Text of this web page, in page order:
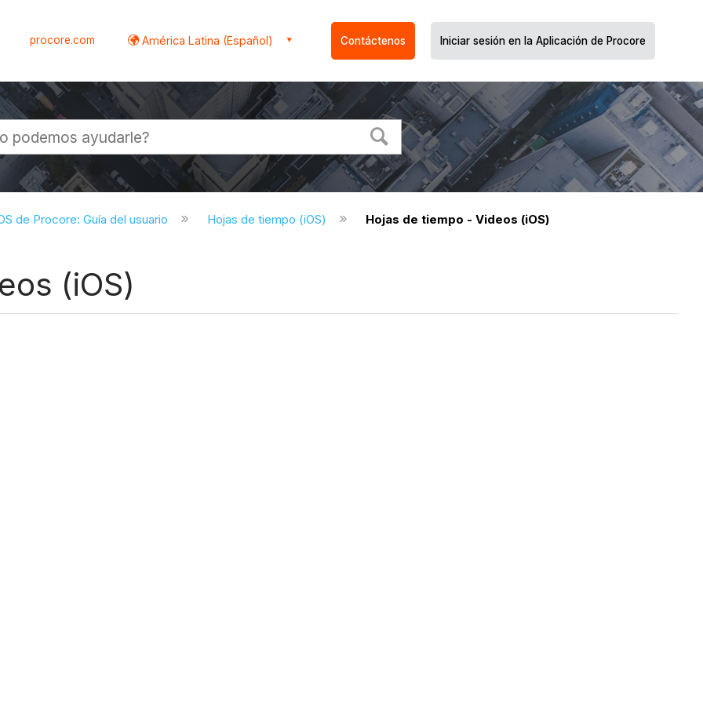
procore.com América Latina (Español) Contáctenos Iniciar sesión en la Aplicación de Procore
de Procore: Guía del usuario Hojas de tiempo (iOS) Hojas de tiempo - Videos (iOS)
(iOS)